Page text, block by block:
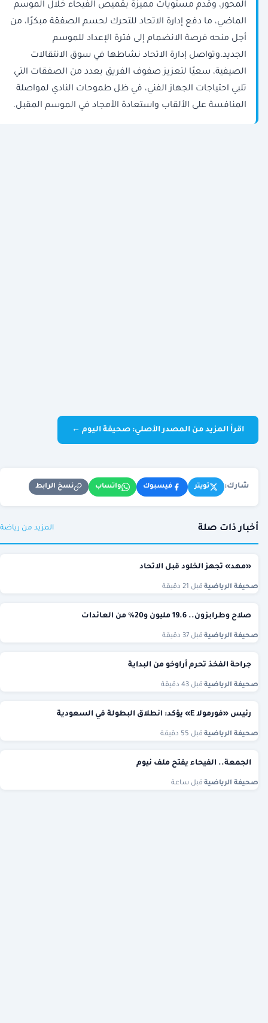
المحور، وقدم مستويات مميزة بقميص الفيحاء خلال الموسم
الماضي، ما دفع إدارة الاتحاد للتحرك لحسم الصفقة مبكرًا، من
أجل منحه فرصة الانضمام إلى فترة الإعداد للموسم
الجديد.وتواصل إدارة الاتحاد نشاطها في سوق الانتقالات
الصيفية، سعيًا لتعزيز صفوف الفريق بعدد من الصفقات التي
تلبي احتياجات الجهاز الفني، في ظل طموحات النادي لمواصلة
المنافسة على الألقاب واستعادة الأمجاد في الموسم المقبل.
اقرأ المزيد من المصدر الأصلي: صحيفة اليوم ←
شارك: تويتر فيسبوك واتساب نسخ الرابط
أخبار ذات صلة المزيد من رياضة
«مهد» تجهز الخلود قبل الاتحاد
صحيفة الرياضية قبل 21 دقيقة
صلاح وطرابزون.. 19.6 مليون و20% من العائدات
صحيفة الرياضية قبل 37 دقيقة
جراحة الفخذ تحرم أراوخو من البداية
صحيفة الرياضية قبل 43 دقيقة
رئيس «فورمولا E» يؤكد: انطلاق البطولة في السعودية
صحيفة الرياضية قبل 55 دقيقة
الجمعة.. الفيحاء يفتح ملف نيوم
صحيفة الرياضية قبل ساعة